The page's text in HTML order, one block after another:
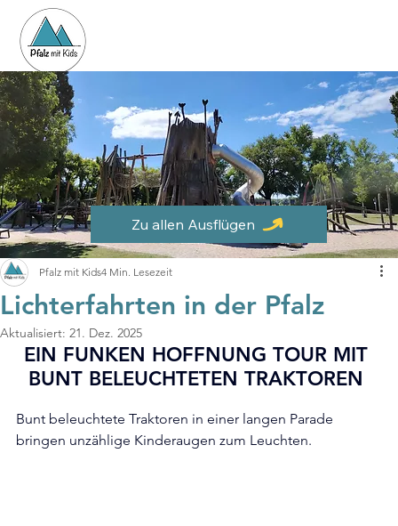
Zu allen Ausflügen
Lichterfahrten in der Pfalz
Pfalz mit Kids4 Min. Lesezeit
Aktualisiert: 21. Dez. 2025
EIN FUNKEN HOFFNUNG TOUR MIT
BUNT BELEUCHTETEN TRAKTOREN
Bunt beleuchtete Traktoren in einer langen Parade
bringen unzählige Kinderaugen zum Leuchten.